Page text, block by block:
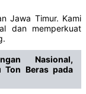
Jawa Timur. Kami
dan memperkuat
Nasional,
Ton Beras pada